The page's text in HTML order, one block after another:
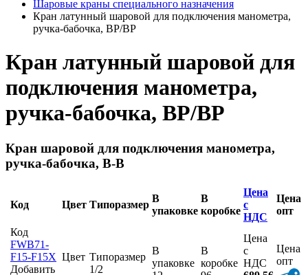
Шаровые краны специального назначения
Кран латунный шаровой для подключения манометра,
ручка-бабочка, ВР/ВР
Кран латунный шаровой для
подключения манометра,
ручка-бабочка, ВР/ВР
Кран шаровой для подключения манометра,
ручка-бабочка, В-В
Код Цвет Типоразмер
В
упаковке
В
коробке
Цена
с
НДС
Цена
опт
Код
FWB71-
F15-F15X
Добавить
Цвет Типоразмер
1/2
В
упаковке
В
коробке
Цена
с
НДС
Цена
опт